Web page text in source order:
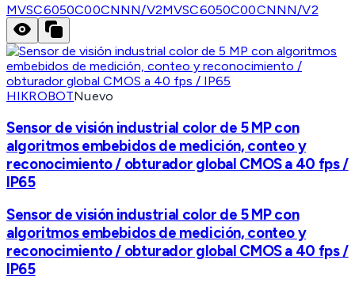
MVSC6050C00CNNN/V2MVSC6050C00CNNN/V2
HIKROBOTNuevo
Sensor de visión industrial color de 5 MP con
algoritmos embebidos de medición, conteo y
reconocimiento / obturador global CMOS a 40 fps /
IP65
Sensor de visión industrial color de 5 MP con
algoritmos embebidos de medición, conteo y
reconocimiento / obturador global CMOS a 40 fps /
IP65